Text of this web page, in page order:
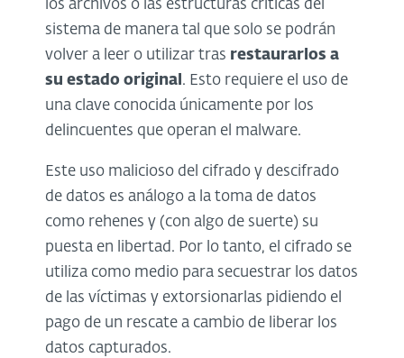
los archivos o las estructuras críticas del
sistema de manera tal que solo se podrán
volver a leer o utilizar tras restaurarlos a
su estado original . Esto requiere el uso de
una clave conocida únicamente por los
delincuentes que operan el malware.
Este uso malicioso del cifrado y descifrado
de datos es análogo a la toma de datos
como rehenes y (con algo de suerte) su
puesta en libertad. Por lo tanto, el cifrado se
utiliza como medio para secuestrar los datos
de las víctimas y extorsionarlas pidiendo el
pago de un rescate a cambio de liberar los
datos capturados.